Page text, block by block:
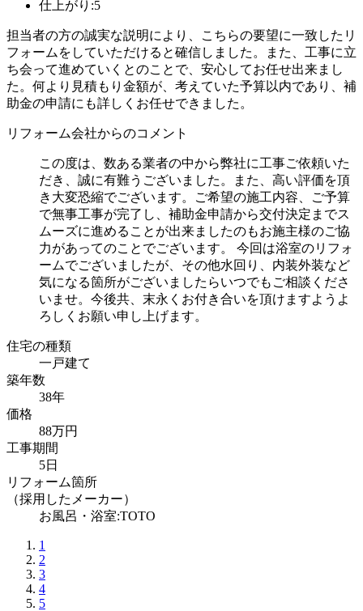
仕上がり:5
担当者の方の誠実な説明により、こちらの要望に一致したリ
フォームをしていただけると確信しました。また、工事に立
ち会って進めていくとのことで、安心してお任せ出来まし
た。何より見積もり金額が、考えていた予算以内であり、補
助金の申請にも詳しくお任せできました。
リフォーム会社からのコメント
この度は、数ある業者の中から弊社に工事ご依頼いた
だき、誠に有難うございました。また、高い評価を頂
き大変恐縮でございます。ご希望の施工内容、ご予算
で無事工事が完了し、補助金申請から交付決定までス
ムーズに進めることが出来ましたのもお施主様のご協
力があってのことでございます。 今回は浴室のリフォ
ームでございましたが、その他水回り、内装外装など
気になる箇所がございましたらいつでもご相談くださ
いませ。今後共、末永くお付き合いを頂けますようよ
ろしくお願い申し上げます。
住宅の種類
一戸建て
築年数
38年
価格
88万円
工事期間
5日
リフォーム箇所
（採用したメーカー）
お風呂・浴室:TOTO
1
2
3
4
5